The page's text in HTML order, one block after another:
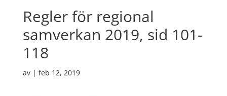
Regler för regional
samverkan 2019, sid 101-
118
av | feb 12, 2019